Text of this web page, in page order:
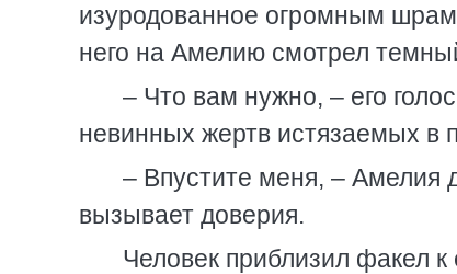
изуродованное огромным
него на Амелию смотрел
– Что вам нужно, – его
невинных жертв истязаемых в
– Впустите меня, – Амелия
вызывает доверия.
Человек приблизил факел